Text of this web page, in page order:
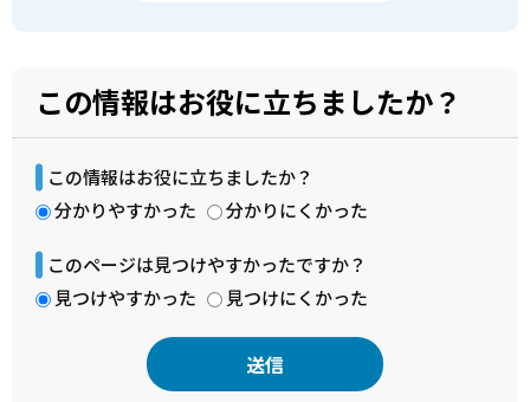
この情報はお役に立ちましたか？
この情報はお役に立ちましたか？
分かりやすかった
分かりにくかった
このページは見つけやすかったですか？
見つけやすかった
見つけにくかった